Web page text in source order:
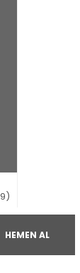
HEMEN AL